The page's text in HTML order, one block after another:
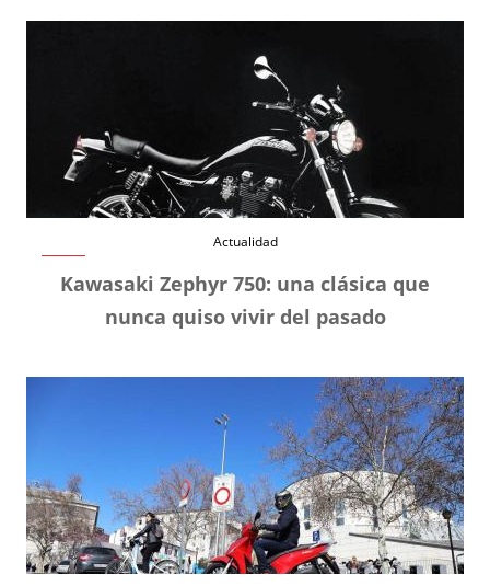
Actualidad
Kawasaki Zephyr 750: una clásica que
nunca quiso vivir del pasado